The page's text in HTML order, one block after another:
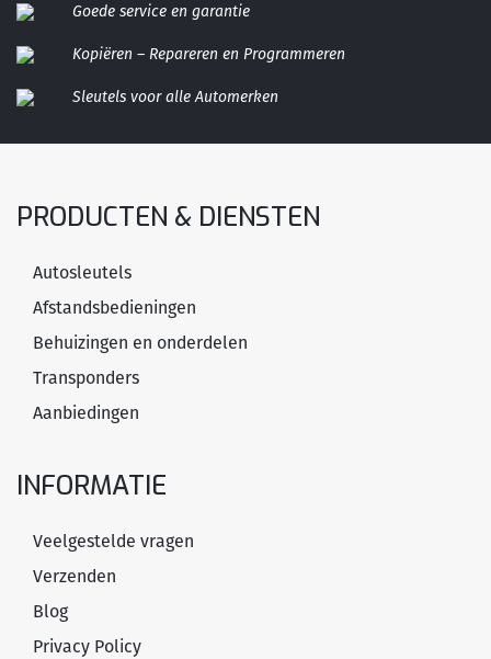
Goede service en garantie
Kopiëren – Repareren en Programmeren
Sleutels voor alle Automerken
PRODUCTEN & DIENSTEN
Autosleutels
Afstandsbedieningen
Behuizingen en onderdelen
Transponders
Aanbiedingen
INFORMATIE
Veelgestelde vragen
Verzenden
Blog
Privacy Policy